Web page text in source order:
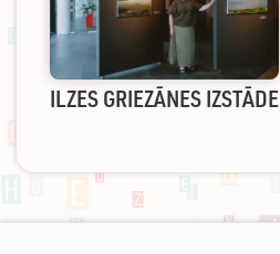
ILZES GRIEZĀNES IZSTĀDE